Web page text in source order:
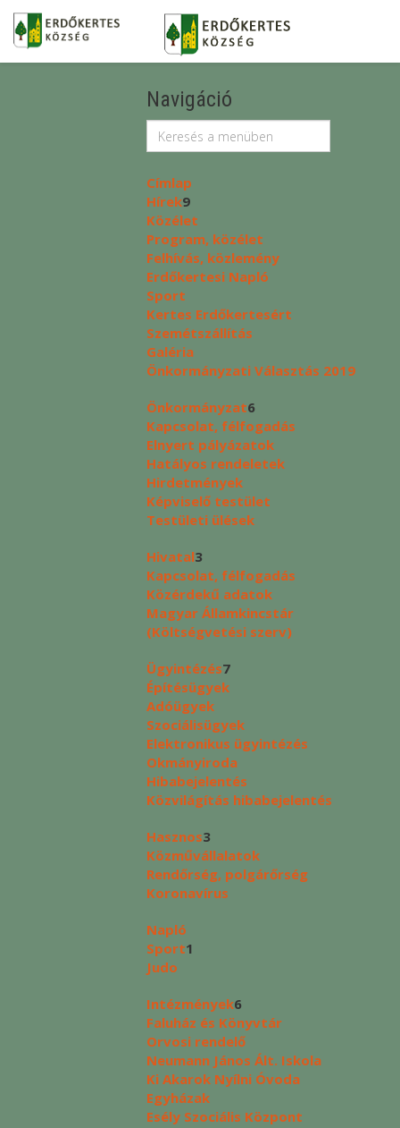
Navigáció
Címlap
Hírek9
Közélet
Program, közélet
Felhívás, közlemény
Erdőkertesi Napló
Sport
Kertes Erdőkertesért
Szemétszállítás
Galéria
Önkormányzati Választás 2019
Önkormányzat6
Kapcsolat, félfogadás
Elnyert pályázatok
Hatályos rendeletek
Hirdetmények
Képviselő testület
Testületi ülések
Hivatal3
Kapcsolat, félfogadás
Közérdekű adatok
Magyar Államkincstár
(Költségvetési szerv)
Ügyintézés7
Építésügyek
Adóügyek
Szociálisügyek
Elektronikus ügyintézés
Okmányiroda
Hibabejelentés
Közvilágítás hibabejelentés
Hasznos3
Közművállalatok
Rendőrség, polgárőrség
Koronavírus
Napló
Sport1
Judo
Intézmények6
Faluház és Könyvtár
Orvosi rendelő
Neumann János Ált. Iskola
Ki Akarok Nyílni Óvoda
Egyházak
Esély Szociális Központ